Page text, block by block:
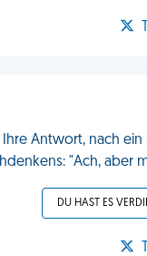
Antwort, nach ein
"Ach, aber
DU HAST ES